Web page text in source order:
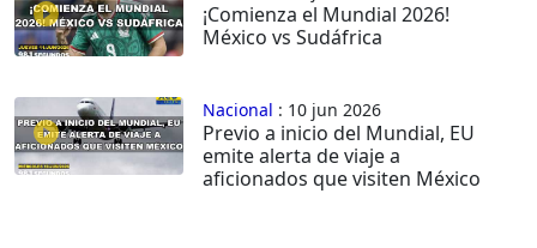
¡Comienza el Mundial 2026!
México vs Sudáfrica
Nacional : 10 jun 2026
Previo a inicio del Mundial, EU
emite alerta de viaje a
aficionados que visiten México